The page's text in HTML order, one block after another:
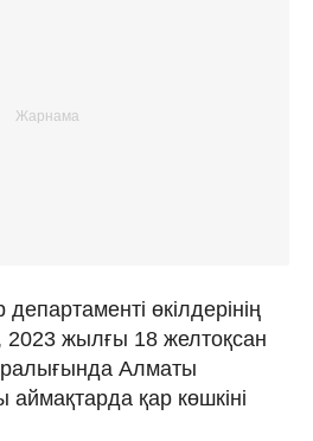
өкілдерінің
жылғы 18 желтоқсан
Алматы
қар көшкіні